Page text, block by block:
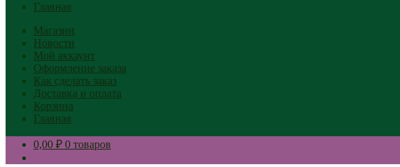
Главная
Магазин
Новости
Мой аккаунт
Оформление заказа
Как сделать заказ
Доставка и оплата
Корзина
Главная
0,00 ₽ 0 товаров